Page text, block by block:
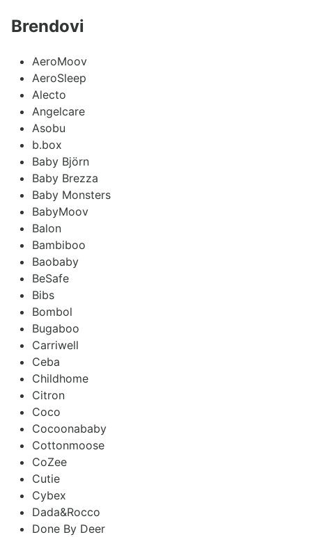
Brendovi
AeroMoov
AeroSleep
Alecto
Angelcare
Asobu
b.box
Baby Björn
Baby Brezza
Baby Monsters
BabyMoov
Balon
Bambiboo
Baobaby
BeSafe
Bibs
Bombol
Bugaboo
Carriwell
Ceba
Childhome
Citron
Coco
Cocoonababy
Cottonmoose
CoZee
Cutie
Cybex
Dada&Rocco
Done By Deer